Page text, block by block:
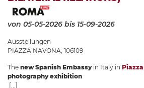
von 05-05-2026 bis 15-09-2026
Ausstellungen
PIAZZA NAVONA, 106109
The new Spanish Embassyin Italy in
photography exhibition
[...]